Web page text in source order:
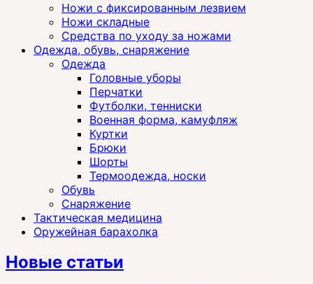
Ножи с фиксированным лезвием
Ножи складные
Средства по уходу за ножами
Одежда, обувь, снаряжение
Одежда
Головные уборы
Перчатки
Футболки, тенниски
Военная форма, камуфляж
Куртки
Брюки
Шорты
Термоодежда, носки
Обувь
Снаряжение
Тактическая медицина
Оружейная барахолка
Новые статьи